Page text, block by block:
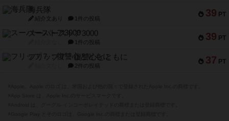
39 PT
海兵隊
紹介文あり 1件の投稿
39 PT
スーパーストア3000
1件の投稿
37 PT
フリップ７：復讐心とともに
2件の投稿